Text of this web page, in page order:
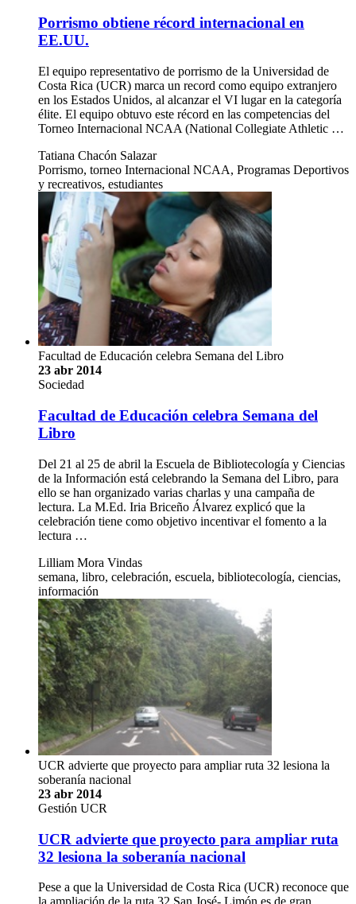
Porrismo obtiene récord internacional en
EE.UU.
El equipo representativo de porrismo de la Universidad de
Costa Rica (UCR) marca un record como equipo extranjero
en los Estados Unidos, al alcanzar el VI lugar en la categoría
élite. El equipo obtuvo este récord en las competencias del
Torneo Internacional NCAA (National Collegiate Athletic …
Tatiana Chacón Salazar
Porrismo, torneo Internacional NCAA, Programas Deportivos
y recreativos, estudiantes
Facultad de Educación celebra Semana del Libro
23 abr 2014
Sociedad
Facultad de Educación celebra Semana del
Libro
Del 21 al 25 de abril la Escuela de Bibliotecología y Ciencias
de la Información está celebrando la Semana del Libro, para
ello se han organizado varias charlas y una campaña de
lectura. La M.Ed. Iria Briceño Álvarez explicó que la
celebración tiene como objetivo incentivar el fomento a la
lectura …
Lilliam Mora Vindas
semana, libro, celebración, escuela, bibliotecología, ciencias,
información
UCR advierte que proyecto para ampliar ruta 32 lesiona la
soberanía nacional
23 abr 2014
Gestión UCR
UCR advierte que proyecto para ampliar ruta
32 lesiona la soberanía nacional
Pese a que la Universidad de Costa Rica (UCR) reconoce que